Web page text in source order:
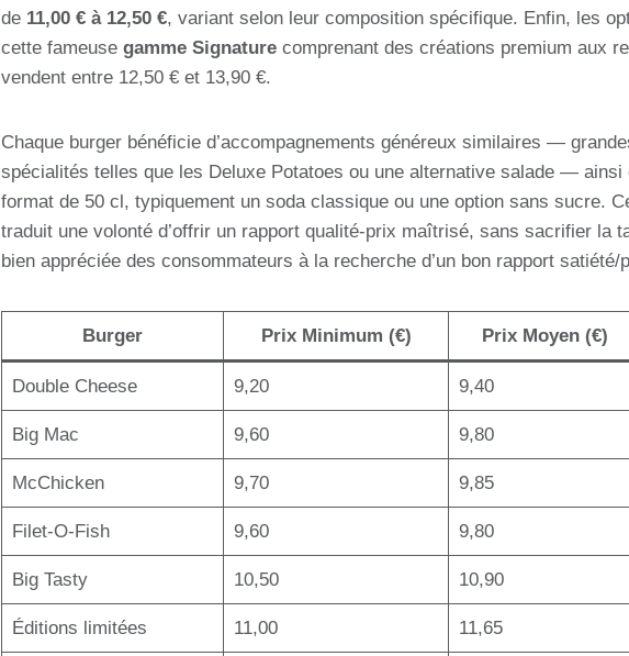
de 11,00 € à 12,50 €, variant selon leur composition spécifique. Enfin, les
cette fameuse gamme Signature comprenant des créations premium aux
vendent entre 12,50 € et 13,90 €.
Chaque burger bénéficie d’accompagnements généreux similaires —
spécialités telles que les Deluxe Potatoes ou une alternative salade — ainsi
format de 50 cl, typiquement un soda classique ou une option sans sucre.
traduit une volonté d’offrir un rapport qualité-prix maîtrisé, sans sacrifier la
bien appréciée des consommateurs à la recherche d’un bon rapport satiété/
Burger Prix Minimum (€) Prix Moyen (€)
Double Cheese 9,20 9,40
Big Mac 9,60 9,80
McChicken 9,70 9,85
Filet-O-Fish 9,60 9,80
Big Tasty 10,50 10,90
Éditions limitées 11,00 11,65